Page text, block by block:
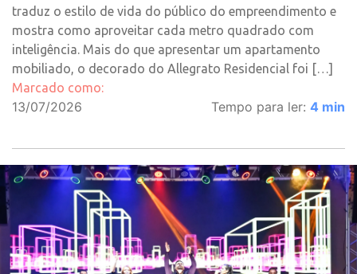
traduz o estilo de vida do público do empreendimento e
mostra como aproveitar cada metro quadrado com
inteligência. Mais do que apresentar um apartamento
mobiliado, o decorado do Allegrato Residencial foi […]
Marcado como:
13/07/2026 Tempo para ler: 4 min